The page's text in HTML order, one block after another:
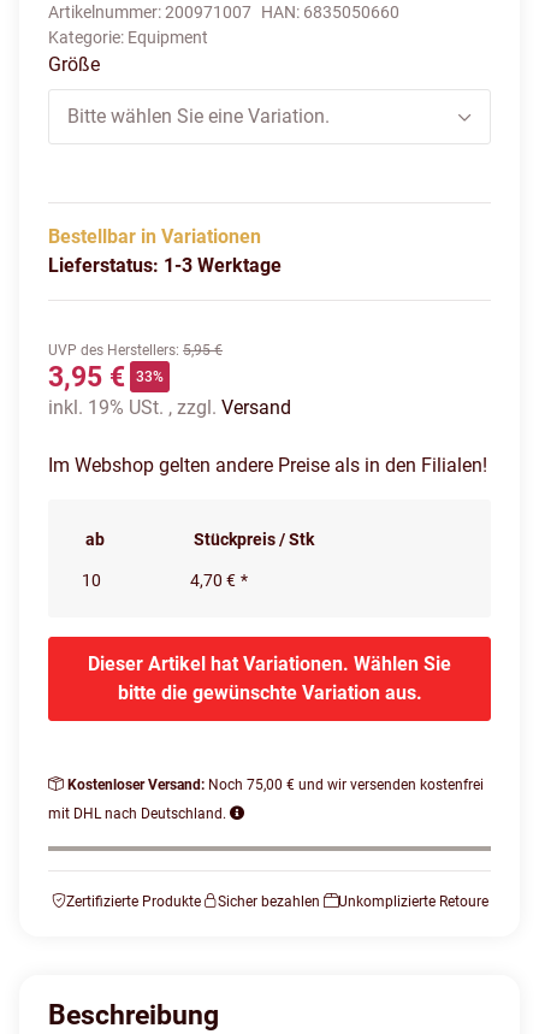
Artikelnummer:200971007 HAN: 6835050660
Kategorie: Equipment
Größe
Bitte wählen Sie eine Variation.
Bestellbar in Variationen
Lieferstatus: 1-3 Werktage
UVP des Herstellers: 5,95 €
3,95 € 33%
inkl. 19% USt. , zzgl. Versand
Im Webshop gelten andere Preise als in den Filialen!
ab Stückpreis / Stk
10 4,70 € *
Dieser Artikel hat Variationen. Wählen Sie
bitte die gewünschte Variation aus.
Kostenloser Versand: Noch 75,00 € und wir versenden kostenfrei
mit DHL nach Deutschland.
Zertifizierte Produkte Sicher bezahlen Unkomplizierte Retoure
Beschreibung